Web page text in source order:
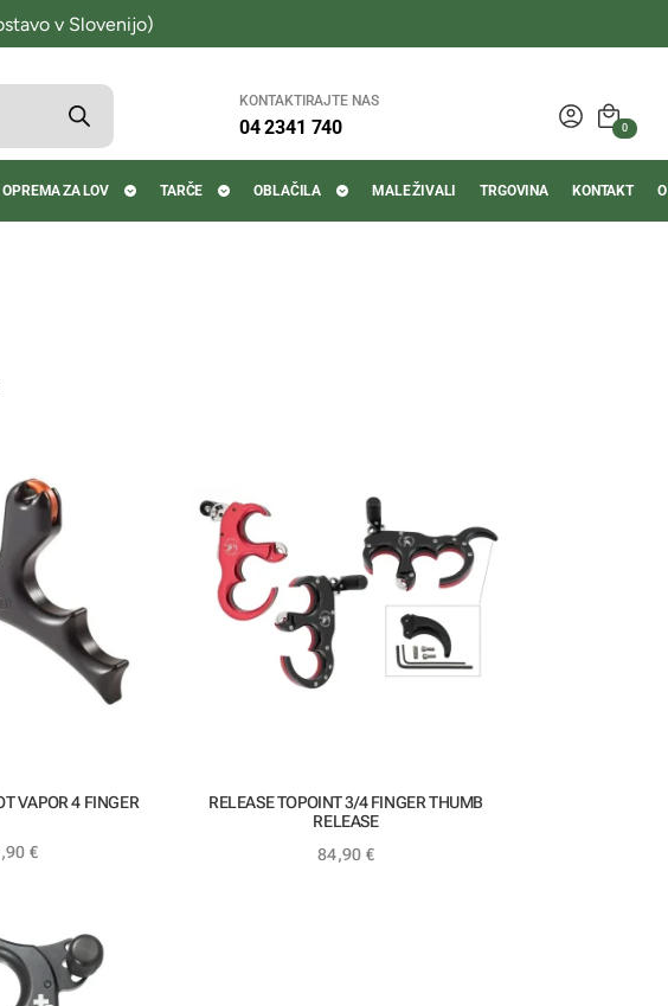
v Slovenijo)
KONTAKTIRAJTE NAS
04 2341 740 0
OPREMA ZA LOV TARČE OBLAČILA MALE ŽIVALI TRGOVINA KONTAKT
€
VAPOR 4 FINGER
84,90 €
RELEASE TOPOINT 3/4 FINGER THUMB
RELEASE